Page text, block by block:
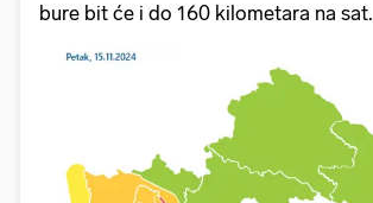
bure bit će i do 160 kilometara na sat.